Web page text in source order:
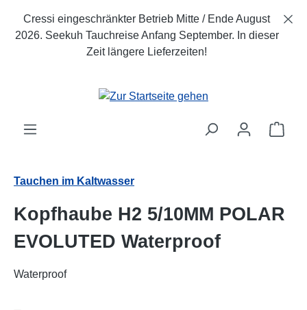
Zum Hauptinhalt springen
Cressi eingeschränkter Betrieb Mitte / Ende August
2026. Seekuh Tauchreise Anfang September. In dieser
Zeit längere Lieferzeiten!
Tauchen im Kaltwasser
Kopfhaube H2 5/10MM POLAR
EVOLUTED Waterproof
Waterproof